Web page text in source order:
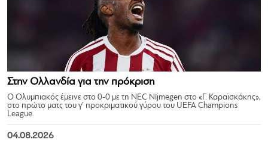
Στην Ολλανδία για την πρόκριση
Ο Ολυμπιακός έμεινε στο 0-0 με τη NEC Nijmegen στο «Γ. Καραϊσκάκης»,
στο πρώτο ματς του γ’ προκριματικού γύρου του UEFA Champions
League.
04.08.2026